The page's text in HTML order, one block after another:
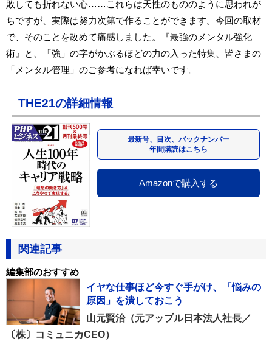
敗しても折れない心……これらは天性のもののように思われが
ちですが、実際は努力次第で作ることができます。今回の取材
で、そのことを改めて痛感しました。『最強のメンタル強化
術』と、「強」の字がかぶるほどの力の入った特集、皆さまの
「メンタル管理」のご参考になれば幸いです。
THE21の詳細情報
最新号、目次、バックナンバー
年間購読はこちら
Amazonで購入する
関連記事
編集部のおすすめ
イヤな仕事ほど今すぐ手がけ、「悩みの
原因」を潰しておこう
山元賢治（元アップル日本法人社長／
〔株〕コミュニカCEO）